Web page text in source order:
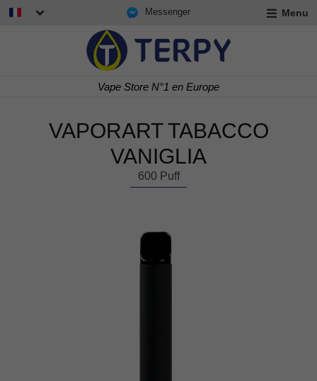
Messenger Menu
Vape Store N°1 en Europe
VAPORART TABACCO
VANIGLIA
600 Puff